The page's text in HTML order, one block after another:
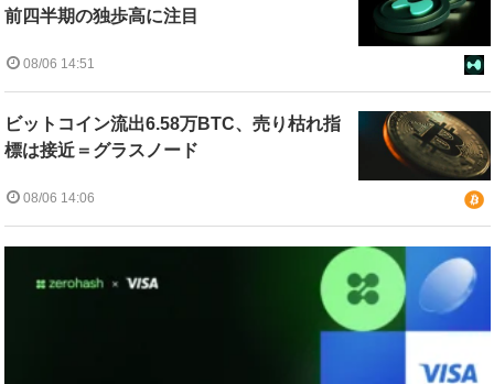
前四半期の独歩高に注目
08/06 14:51
ビットコイン流出6.58万BTC、売り枯れ指
標は接近＝グラスノード
08/06 14:06